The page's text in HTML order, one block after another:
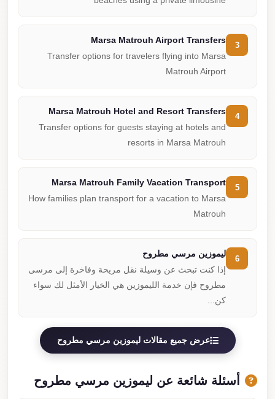
Marsa Matrouh Airport Transfers
Transfer options for travelers flying into Marsa
Matrouh Airport
Marsa Matrouh Hotel and Resort Transfers
Transfer options for guests staying at hotels and
resorts in Marsa Matrouh
Marsa Matrouh Family Vacation Transport
How families plan transport for a vacation to Marsa
Matrouh
ليموزين مرسي مطروح
إذا كنت تبحث عن وسيلة نقل مريحة وفاخرة إلى مرسى
مطروح فإن خدمة الليموزين هي الخيار الأمثل لك سواء
كن...
عرض جميع مقالات ليموزين مرسي مطروح
أسئلة شائعة عن ليموزين مرسي مطروح